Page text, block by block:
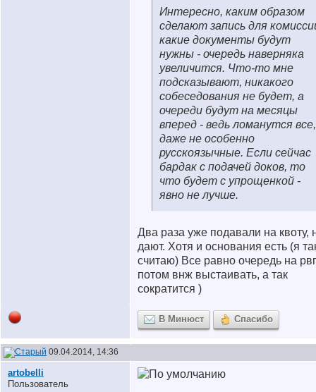
Интересно, каким образом
сделают запись для
какие документы будут
нужны - очередь наверняка
увеличится. Что-то мне
подсказывают, никакого
собеседования не будет, а
очереди будут на месяцы
вперед - ведь ломанутся все,
даже не особенно
русскоязычные. Если сейчас
бардак с подачей доков, то
что будет с упрощенкой -
явно не лучше.
Два раза уже подавали на квоту,
дают. Хотя и основания есть (я
считаю) Все равно очередь на
потом внж выстаивать, а так
сократится )
В Минюст Спасибо
09.04.2014, 14:36
artobelli
Пользователь